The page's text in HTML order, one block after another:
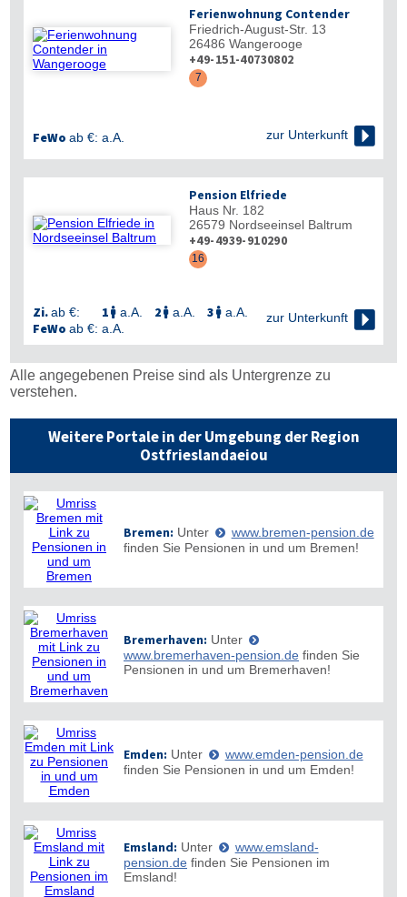
Ferienwohnung Contender
Friedrich-August-Str. 13
26486 Wangerooge
+49-151-40730802
7
FeWo ab €: a.A. zur Unterkunft 
Pension Elfriede
Haus Nr. 182
26579 Nordseeinsel Baltrum
+49-4939-910290
16
Zi.ab €: 1  a.A. 2  a.A. 3  a.A.
FeWo ab €: a.A.
zur Unterkunft 
Alle angegebenen Preise sind als Untergrenze zu
verstehen.
Weitere Portale in der Umgebung der Region
Ostfrieslandaeiou
Bremen: Unter
www.bremen-pension.de
finden Sie Pensionen in und um Bremen!
Bremerhaven: Unter
www.bremerhaven-pension.de finden Sie
Pensionen in und um Bremerhaven!
Emden: Unter
www.emden-pension.de
finden Sie Pensionen in und um Emden!
Emsland: Unter
www.emsland-
pension.de finden Sie Pensionen im
Emsland!